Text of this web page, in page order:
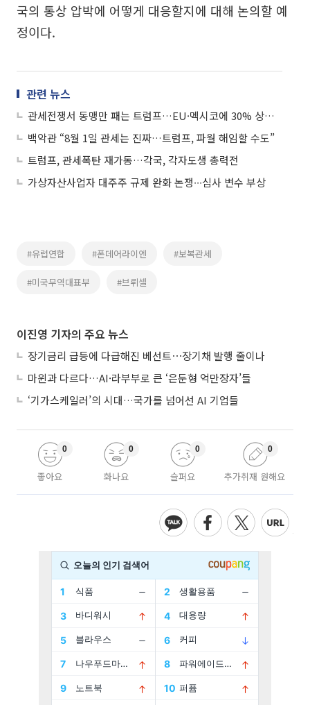
국의 통상 압박에 어떻게 대응할지에 대해 논의할 예
정이다.
관련 뉴스
관세전쟁서 동맹만 패는 트럼프…EU·멕시코에 30% 상호관세 예고
백악관 “8월 1일 관세는 진짜…트럼프, 파월 해임할 수도”
트럼프, 관세폭탄 재가동…각국, 각자도생 총력전
가상자산사업자 대주주 규제 완화 논쟁∙∙∙심사 변수 부상
#유럽연합 #폰데어라이엔 #보복관세
#미국무역대표부 #브뤼셀
이진영 기자의 주요 뉴스
장기금리 급등에 다급해진 베선트⋯장기채 발행 줄이나
마윈과 다르다…AI·라부부로 큰 ‘은둔형 억만장자’들
‘기가스케일러’의 시대…국가를 넘어선 AI 기업들
좋아요
0
화나요
0
슬퍼요
0
추가취재 원해요
0